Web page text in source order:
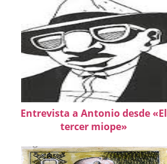
Entrevista a Antonio desde «El
tercer miope»